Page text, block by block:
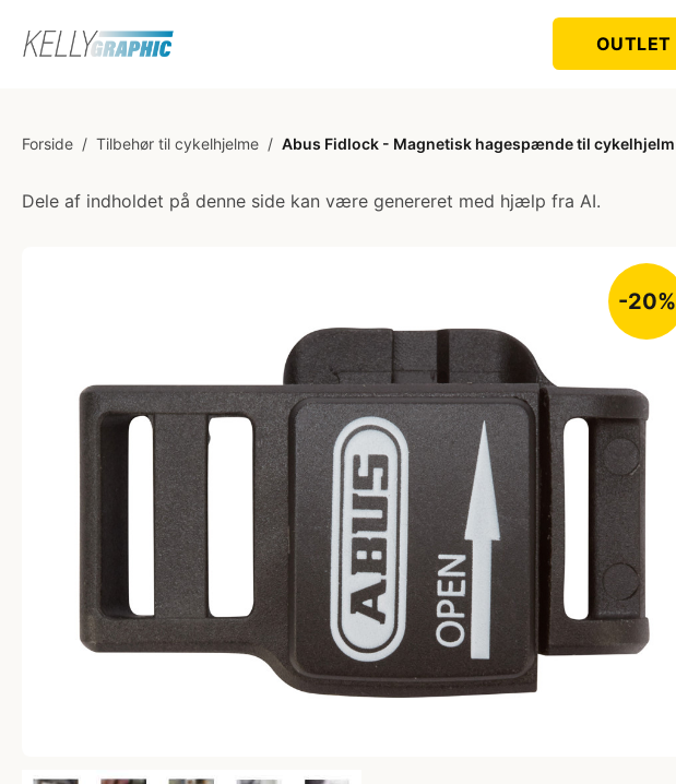
OUTLET
Forside / Tilbehør til cykelhjelme / Abus Fidlock - Magnetisk hagespænde til cykelhjelm
Dele af indholdet på denne side kan være genereret med hjælp fra AI.
-20%